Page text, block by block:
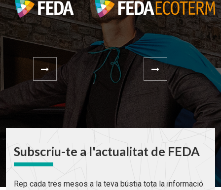
Subscriu-te a l'actualitat de FEDA
Rep cada tres mesos a la teva bústia tota la informació